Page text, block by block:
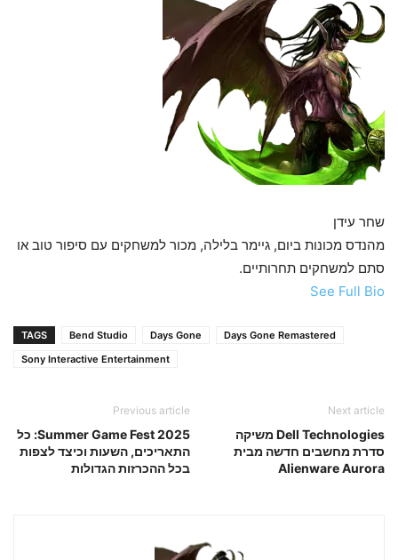
שחר עידן
מהנדס מכונות ביום, גיימר בלילה, מכור למשחקים עם סיפור טוב או
סתם למשחקים תחרותיים.
See Full Bio
TAGS Bend Studio Days Gone
Days Gone Remastered
Sony Interactive Entertainment
Previous article
Summer Game Fest 2025: כל
התאריכים, השעות וכיצד לצפות
בכל ההכרזות הגדולות
Next article
Dell Technologies משיקה
סדרת מחשבים חדשה מבית
Alienware Aurora